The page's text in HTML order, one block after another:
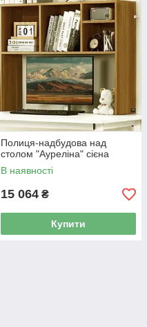
Полиця-надбудова над
столом "Ауреліна" сієна
В наявності
15 064 ₴
Купити